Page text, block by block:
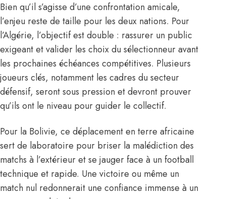
Bien qu’il s’agisse d’une confrontation amicale,
l’enjeu reste de taille pour les deux nations. Pour
l’Algérie, l’objectif est double : rassurer un public
exigeant et valider les choix du sélectionneur avant
les prochaines échéances compétitives. Plusieurs
joueurs clés, notamment les cadres du secteur
défensif, seront sous pression et devront prouver
qu’ils ont le niveau pour guider le collectif.
Pour la Bolivie, ce déplacement en terre africaine
sert de laboratoire pour briser la malédiction des
matchs à l’extérieur et se jauger face à un football
technique et rapide. Une victoire ou même un
match nul redonnerait une confiance immense à un